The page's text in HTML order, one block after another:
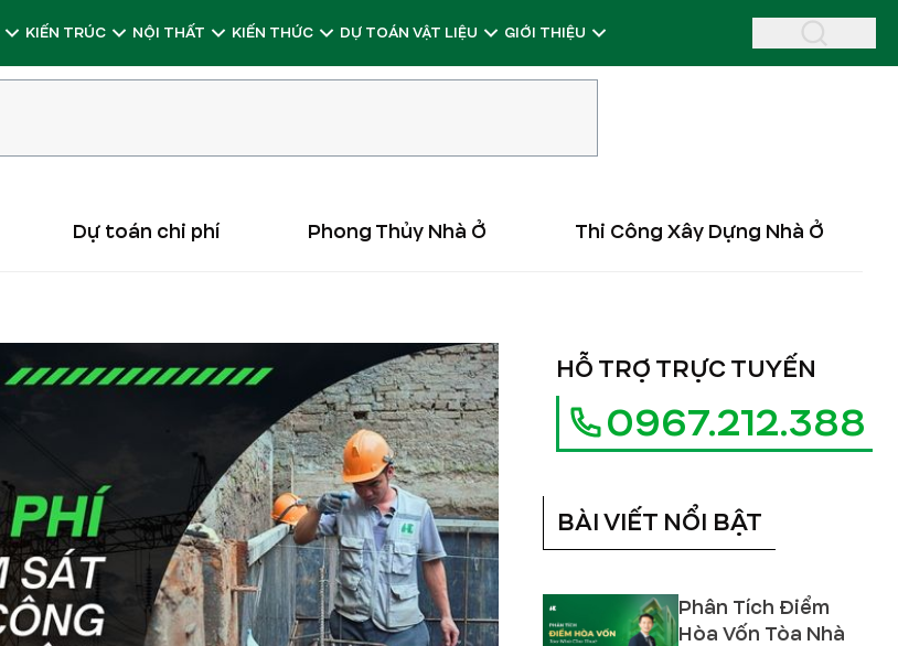
KIẾN TRÚC NỘI THẤT KIẾN THỨC DỰ TOÁN VẬT LIỆU GIỚI THIỆU
Dự toán chi phí Phong Thủy Nhà Ở Thi Công Xây Dựng Nhà Ở
HỖ TRỢ TRỰC TUYẾN
0967.212.388
BÀI VIẾT NỔI BẬT
Phân Tích Điểm
Hòa Vốn Tòa Nhà